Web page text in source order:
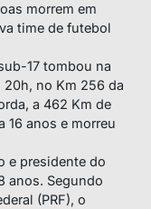
morrem em
time de futebol
17 tombou na
no Km 256 da
a 462 Km de
16 anos e morreu
e presidente do
anos. Segundo
(PRF), o